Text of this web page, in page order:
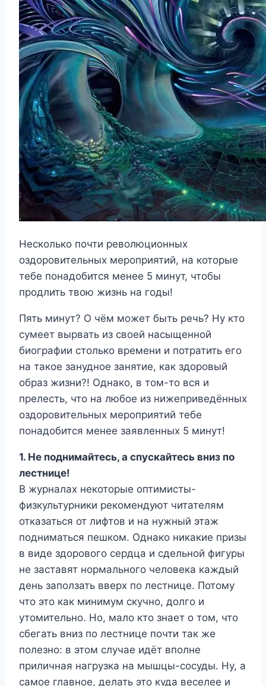
Несколько почти революционных
оздоровительных мероприятий, на которые
тебе понадобится менее 5 минут, чтобы
продлить твою жизнь на годы!
Пять минут? О чём может быть речь? Ну кто
сумеет вырвать из своей насыщенной
биографии столько времени и потратить его
на такое занудное занятие, как здоровый
образ жизни?! Однако, в том-то вся и
прелесть, что на любое из нижеприведённых
оздоровительных мероприятий тебе
понадобится менее заявленных 5 минут!
1. Не поднимайтесь, а спускайтесь вниз по
лестнице!
В журналах некоторые оптимисты-
физкультурники рекомендуют читателям
отказаться от лифтов и на нужный этаж
подниматься пешком. Однако никакие призы
в виде здорового сердца и сдельной фигуры
не заставят нормального человека каждый
день заползать вверх по лестнице. Потому
что это как минимум скучно, долго и
утомительно. Но, мало кто знает о том, что
сбегать вниз по лестнице почти так же
полезно: в этом случае идёт вполне
приличная нагрузка на мышцы-сосуды. Ну, а
самое главное, делать это куда веселее и